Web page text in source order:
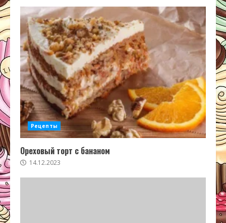
Рецепты
Ореховый торт с бананом
14.12.2023